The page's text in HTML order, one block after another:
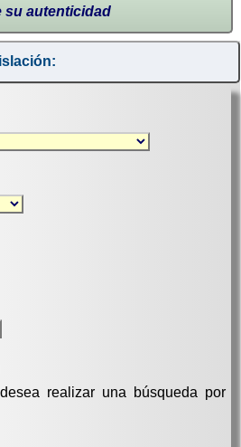
su autenticidad
realizar una búsqueda por